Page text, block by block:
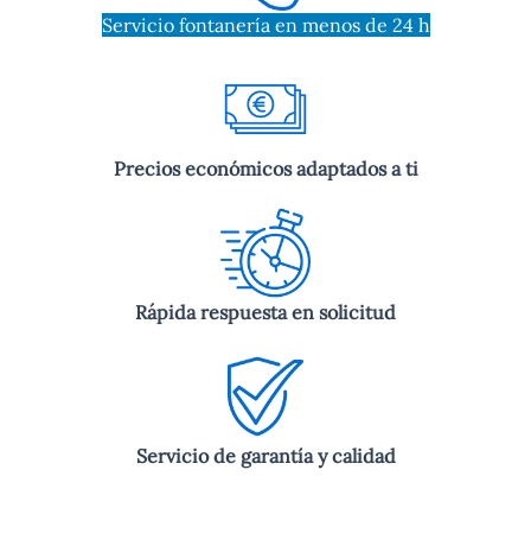
Servicio fontanería en menos de 24 h
Precios económicos adaptados a ti
Rápida respuesta en solicitud
Servicio de garantía y calidad